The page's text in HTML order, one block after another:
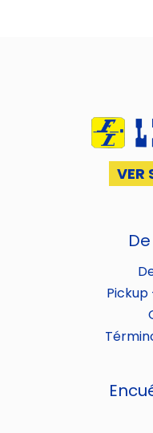
VER
Pickup